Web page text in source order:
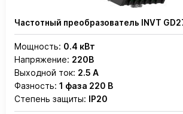
Частотный преобразователь INVT
Мощность: 0.4 кВт
Напряжение: 220В
Выходной ток: 2.5 А
Фазность: 1 фаза 220 В
Степень защиты: IP20